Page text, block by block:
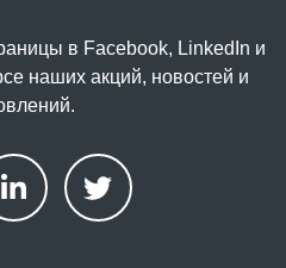
в Facebook, LinkedIn и
наших акций, новостей и